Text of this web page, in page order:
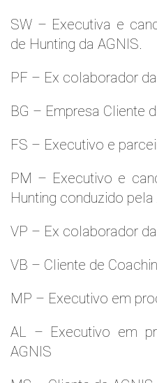
SW – Executiva e
de Hunting da AGNIS.
PF – Ex colaborador
BG – Empresa Cliente
FS – Executivo e
PM – Executivo e
Hunting conduzido pela
VP – Ex colaborador
VB – Cliente de
MP – Executivo em
AL – Executivo em
AGNIS